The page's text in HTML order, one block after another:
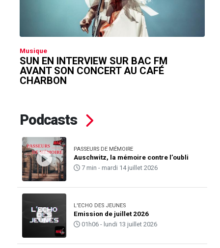
Musique
SUN EN INTERVIEW SUR BAC FM
AVANT SON CONCERT AU CAFÉ
CHARBON
Podcasts
PASSEURS DE MÉMOIRE
Auschwitz, la mémoire contre l’oubli
7 min - mardi 14 juillet 2026
L'ECHO DES JEUNES
Emission de juillet 2026
01h06 - lundi 13 juillet 2026